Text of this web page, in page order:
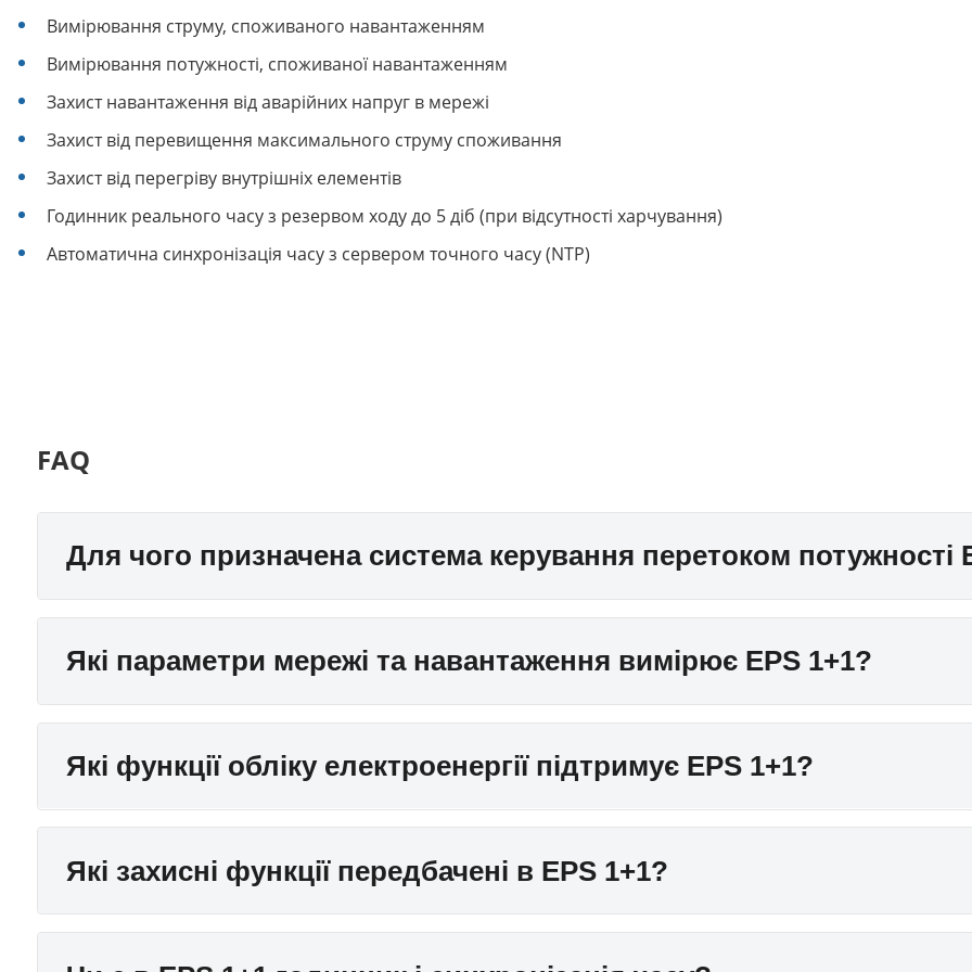
Вимірювання струму, споживаного навантаженням
Вимірювання потужності, споживаної навантаженням
Захист навантаження від аварійних напруг в мережі
Захист від перевищення максимального струму споживання
Захист від перегріву внутрішніх елементів
Годинник реального часу з резервом ходу до 5 діб (при відсутності харчування)
Автоматична синхронізація часу з сервером точного часу (NTP)
FAQ
Для чого призначена система керування перетоком потужності
Які параметри мережі та навантаження вимірює EPS 1+1?
Які функції обліку електроенергії підтримує EPS 1+1?
Які захисні функції передбачені в EPS 1+1?